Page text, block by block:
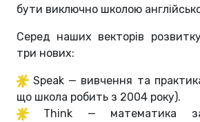
бути виключно школою
Серед наших векторів
три нових:
Speak — вивчення та
що школа робить з 2004 року).
Think — математика